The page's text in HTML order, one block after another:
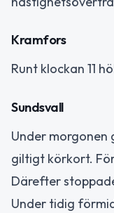
Kramfors
Runt klockan 11
Sundsvall
Under morgonen
giltigt körkort.
Därefter
Under tidig